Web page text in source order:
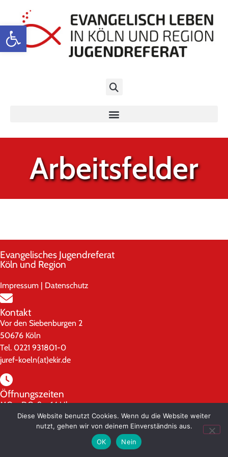
Werkzeugleiste öffnen
Arbeitsfelder
Evangelisches Jugendreferat
Köln und Region
Impressum | Datenschutz
Kontakt
Vor den Siebenburgen 2
50676 Köln
Tel. 0221 931801-0
juref-koeln(at)ekir.de
Öffnungszeiten
MO – DO: 9 – 14 Uhr
Diese Website benutzt Cookies. Wenn du die Website weiter
nutzt, gehen wir von deinem Einverständnis aus.
OK
Nein